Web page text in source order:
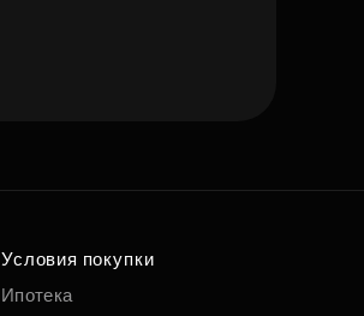
Условия покупки
Ипотека